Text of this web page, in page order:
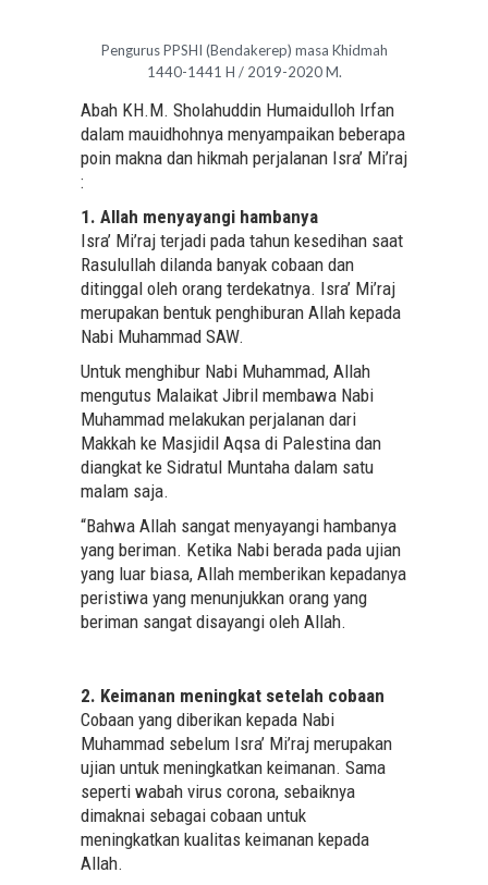
Pengurus PPSHI (Bendakerep) masa Khidmah
1440-1441 H / 2019-2020 M.
Abah KH.M. Sholahuddin Humaidulloh Irfan
dalam mauidhohnya menyampaikan beberapa
poin makna dan hikmah perjalanan Isra’ Mi’raj
:
1. Allah menyayangi hambanya
Isra’ Mi’raj terjadi pada tahun kesedihan saat
Rasulullah dilanda banyak cobaan dan
ditinggal oleh orang terdekatnya. Isra’ Mi’raj
merupakan bentuk penghiburan Allah kepada
Nabi Muhammad SAW.
Untuk menghibur Nabi Muhammad, Allah
mengutus Malaikat Jibril membawa Nabi
Muhammad melakukan perjalanan dari
Makkah ke Masjidil Aqsa di Palestina dan
diangkat ke Sidratul Muntaha dalam satu
malam saja.
“Bahwa Allah sangat menyayangi hambanya
yang beriman. Ketika Nabi berada pada ujian
yang luar biasa, Allah memberikan kepadanya
peristiwa yang menunjukkan orang yang
beriman sangat disayangi oleh Allah.
2. Keimanan meningkat setelah cobaan
Cobaan yang diberikan kepada Nabi
Muhammad sebelum Isra’ Mi’raj merupakan
ujian untuk meningkatkan keimanan. Sama
seperti wabah virus corona, sebaiknya
dimaknai sebagai cobaan untuk
meningkatkan kualitas keimanan kepada
Allah.